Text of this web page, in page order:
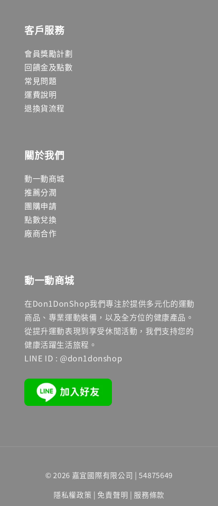
客戶服務
會員獎勵計劃
回饋金及點數
常見問題
運費說明
退換貨流程
關於我們
動一動商城
推薦分潤
團購申請
點數兌換
廠商合作
動一動商城
在Don1DonShop我們專注於提供多元化的運動
商品、專業運動裝備，以及全方位的健康產品。
從提升運動表現到享受休閒活動，我們支持您的
健康活躍生活旅程。
LINE ID : @don1donshop
© 2026 嘉宜國際有限公司 | 54875649
隱私權政策 | 免責聲明 | 服務條款